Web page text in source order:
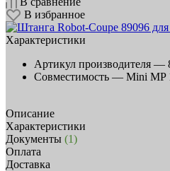
В избранное
Характеристики
Артикул производителя —
Совместимость — Mini MP
Описание
Характеристики
Документы (1)
Оплата
Доставка